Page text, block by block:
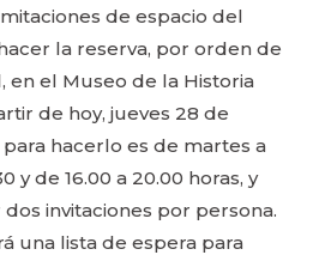
de espacio del
la reserva, por orden de
en el Museo de la Historia
de hoy, jueves 28 de
hacerlo es de martes a
y de 16.00 a 20.00 horas, y
invitaciones por persona.
una lista de espera para